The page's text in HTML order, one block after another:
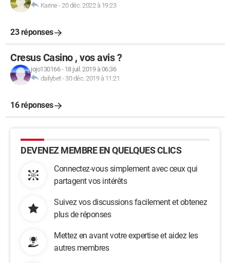
Karine-20 déc. 2022 à 19:23
23 réponses
Cresus Casino , vos avis ?
jojo130166- 18 juil. 2019 à 06:36
dailybet- 30 déc. 2019 à 11:21
16 réponses
DEVENEZ MEMBRE EN QUELQUES CLICS
Connectez-vous simplement avec ceux qui
partagent vos intérêts
Suivez vos discussions facilement et obtenez
plus de réponses
Mettez en avant votre expertise et aidez les
autres membres